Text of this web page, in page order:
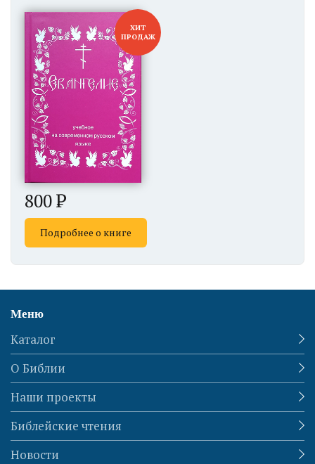
ХИТ
ПРОДАЖ
800
Подробнее о книге
Меню
Каталог
О Библии
Наши проекты
Библейские чтения
Новости